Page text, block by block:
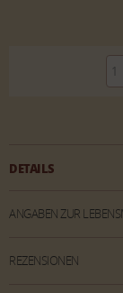
DETAILS
ANGABEN ZUR
REZENSIONEN